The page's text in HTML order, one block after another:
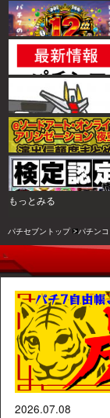
もっとみる
パチセブントップ パチン
2026.07.08